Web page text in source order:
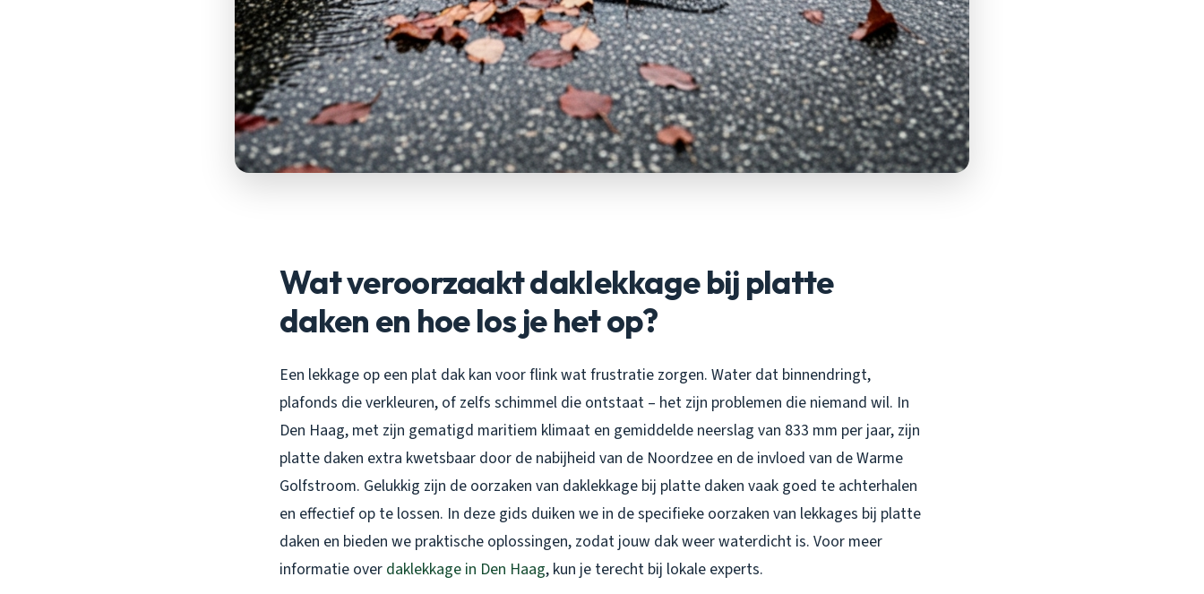
Wat veroorzaakt daklekkage bij platte
daken en hoe los je het op?
Een lekkage op een plat dak kan voor flink wat frustratie zorgen. Water dat binnendringt,
plafonds die verkleuren, of zelfs schimmel die ontstaat – het zijn problemen die niemand wil. In
Den Haag, met zijn gematigd maritiem klimaat en gemiddelde neerslag van 833 mm per jaar, zijn
platte daken extra kwetsbaar door de nabijheid van de Noordzee en de invloed van de Warme
Golfstroom. Gelukkig zijn de oorzaken van daklekkage bij platte daken vaak goed te achterhalen
en effectief op te lossen. In deze gids duiken we in de specifieke oorzaken van lekkages bij platte
daken en bieden we praktische oplossingen, zodat jouw dak weer waterdicht is. Voor meer
informatie over daklekkage in Den Haag, kun je terecht bij lokale experts.